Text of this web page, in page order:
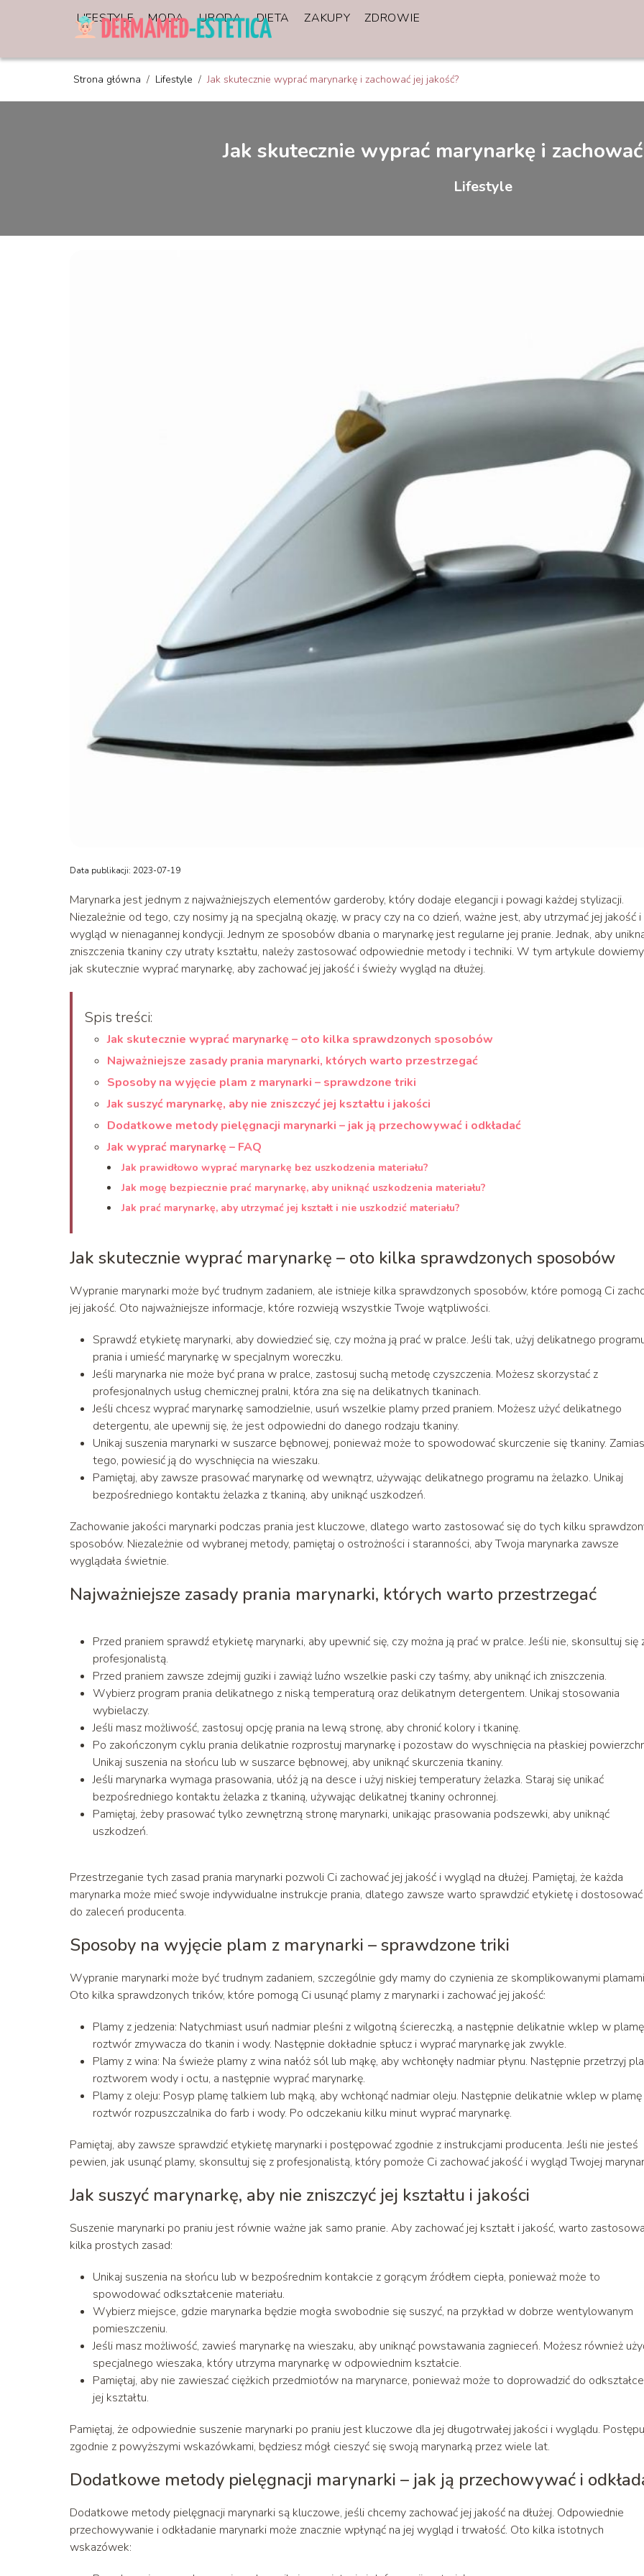
LIFESTYLE MODA URODA DIETA ZAKUPY ZDROWIE
Strona główna / Lifestyle /Jak skutecznie wyprać marynarkę i zachować jej jakość?
Jak skutecznie wyprać marynarkę i
Lifestyle
Data publikacji: 2023-07-19
Marynarka jest jednym z najważniejszych elementów garderoby, który dodaje elegancji i powagi każdej stylizacji.
Niezależnie od tego, czy nosimy ją na specjalną okazję, w pracy czy na co dzień, ważne jest, aby utrzymać jej jakość i
wygląd w nienagannej kondycji. Jednym ze sposobów dbania o marynarkę jest regularne jej pranie. Jednak, aby
zniszczenia tkaniny czy utraty kształtu, należy zastosować odpowiednie metody i techniki. W tym artykule
jak skutecznie wyprać marynarkę, aby zachować jej jakość i świeży wygląd na dłużej.
Spis treści:
Jak skutecznie wyprać marynarkę – oto kilka sprawdzonych sposobów
Najważniejsze zasady prania marynarki, których warto przestrzegać
Sposoby na wyjęcie plam z marynarki – sprawdzone triki
Jak suszyć marynarkę, aby nie zniszczyć jej kształtu i jakości
Dodatkowe metody pielęgnacji marynarki – jak ją przechowywać i odkładać
Jak wyprać marynarkę – FAQ
Jak prawidłowo wyprać marynarkę bez uszkodzenia materiału?
Jak mogę bezpiecznie prać marynarkę, aby uniknąć uszkodzenia materiału?
Jak prać marynarkę, aby utrzymać jej kształt i nie uszkodzić materiału?
Jak skutecznie wyprać marynarkę – oto kilka sprawdzonych sposobów
Wypranie marynarki może być trudnym zadaniem, ale istnieje kilka sprawdzonych sposobów, które pomogą Ci
jej jakość. Oto najważniejsze informacje, które rozwieją wszystkie Twoje wątpliwości.
Sprawdź etykietę marynarki, aby dowiedzieć się, czy można ją prać w pralce. Jeśli tak, użyj delikatnego
prania i umieść marynarkę w specjalnym woreczku.
Jeśli marynarka nie może być prana w pralce, zastosuj suchą metodę czyszczenia. Możesz skorzystać z
profesjonalnych usług chemicznej pralni, która zna się na delikatnych tkaninach.
Jeśli chcesz wyprać marynarkę samodzielnie, usuń wszelkie plamy przed praniem. Możesz użyć delikatnego
detergentu, ale upewnij się, że jest odpowiedni do danego rodzaju tkaniny.
Unikaj suszenia marynarki w suszarce bębnowej, ponieważ może to spowodować skurczenie się tkaniny.
tego, powiesić ją do wyschnięcia na wieszaku.
Pamiętaj, aby zawsze prasować marynarkę od wewnątrz, używając delikatnego programu na żelazko. Unikaj
bezpośredniego kontaktu żelazka z tkaniną, aby uniknąć uszkodzeń.
Zachowanie jakości marynarki podczas prania jest kluczowe, dlatego warto zastosować się do tych kilku
sposobów. Niezależnie od wybranej metody, pamiętaj o ostrożności i staranności, aby Twoja marynarka zawsze
wyglądała świetnie.
Najważniejsze zasady prania marynarki, których warto przestrzegać
Przed praniem sprawdź etykietę marynarki, aby upewnić się, czy można ją prać w pralce. Jeśli nie, skonsultuj się
profesjonalistą.
Przed praniem zawsze zdejmij guziki i zawiąż luźno wszelkie paski czy taśmy, aby uniknąć ich zniszczenia.
Wybierz program prania delikatnego z niską temperaturą oraz delikatnym detergentem. Unikaj stosowania
wybielaczy.
Jeśli masz możliwość, zastosuj opcję prania na lewą stronę, aby chronić kolory i tkaninę.
Po zakończonym cyklu prania delikatnie rozprostuj marynarkę i pozostaw do wyschnięcia na płaskiej
Unikaj suszenia na słońcu lub w suszarce bębnowej, aby uniknąć skurczenia tkaniny.
Jeśli marynarka wymaga prasowania, ułóż ją na desce i użyj niskiej temperatury żelazka. Staraj się unikać
bezpośredniego kontaktu żelazka z tkaniną, używając delikatnej tkaniny ochronnej.
Pamiętaj, żeby prasować tylko zewnętrzną stronę marynarki, unikając prasowania podszewki, aby uniknąć
uszkodzeń.
Przestrzeganie tych zasad prania marynarki pozwoli Ci zachować jej jakość i wygląd na dłużej. Pamiętaj, że każda
marynarka może mieć swoje indywidualne instrukcje prania, dlatego zawsze warto sprawdzić etykietę i
do zaleceń producenta.
Sposoby na wyjęcie plam z marynarki – sprawdzone triki
Wypranie marynarki może być trudnym zadaniem, szczególnie gdy mamy do czynienia ze skomplikowanymi
Oto kilka sprawdzonych trików, które pomogą Ci usunąć plamy z marynarki i zachować jej jakość:
Plamy z jedzenia: Natychmiast usuń nadmiar pleśni z wilgotną ściereczką, a następnie delikatnie wklep w plamę
roztwór zmywacza do tkanin i wody. Następnie dokładnie spłucz i wyprać marynarkę jak zwykle.
Plamy z wina: Na świeże plamy z wina nałóż sól lub mąkę, aby wchłonęły nadmiar płynu. Następnie przetrzyj
roztworem wody i octu, a następnie wyprać marynarkę.
Plamy z oleju: Posyp plamę talkiem lub mąką, aby wchłonąć nadmiar oleju. Następnie delikatnie wklep w plamę
roztwór rozpuszczalnika do farb i wody. Po odczekaniu kilku minut wyprać marynarkę.
Pamiętaj, aby zawsze sprawdzić etykietę marynarki i postępować zgodnie z instrukcjami producenta. Jeśli nie jesteś
pewien, jak usunąć plamy, skonsultuj się z profesjonalistą, który pomoże Ci zachować jakość i wygląd Twojej
Jak suszyć marynarkę, aby nie zniszczyć jej kształtu i jakości
Suszenie marynarki po praniu jest równie ważne jak samo pranie. Aby zachować jej kształt i jakość, warto
kilka prostych zasad:
Unikaj suszenia na słońcu lub w bezpośrednim kontakcie z gorącym źródłem ciepła, ponieważ może to
spowodować odkształcenie materiału.
Wybierz miejsce, gdzie marynarka będzie mogła swobodnie się suszyć, na przykład w dobrze wentylowanym
pomieszczeniu.
Jeśli masz możliwość, zawieś marynarkę na wieszaku, aby uniknąć powstawania zagnieceń. Możesz również
specjalnego wieszaka, który utrzyma marynarkę w odpowiednim kształcie.
Pamiętaj, aby nie zawieszać ciężkich przedmiotów na marynarce, ponieważ może to doprowadzić do
jej kształtu.
Pamiętaj, że odpowiednie suszenie marynarki po praniu jest kluczowe dla jej długotrwałej jakości i wyglądu.
zgodnie z powyższymi wskazówkami, będziesz mógł cieszyć się swoją marynarką przez wiele lat.
Dodatkowe metody pielęgnacji marynarki – jak ją przechowywać i
Dodatkowe metody pielęgnacji marynarki są kluczowe, jeśli chcemy zachować jej jakość na dłużej. Odpowiednie
przechowywanie i odkładanie marynarki może znacznie wpłynąć na jej wygląd i trwałość. Oto kilka istotnych
wskazówek: